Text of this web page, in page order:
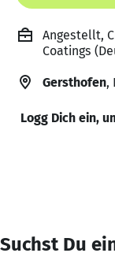
Angestellt,
Coatings
Gersthofen,
Logg Dich ein,
Suchst Du